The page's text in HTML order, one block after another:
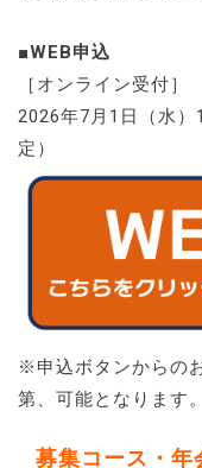
■WEB申込
［オンライン受付］
2026年7月1日（水
定）
※申込ボタンからの
第、可能となります。
募集コース・年